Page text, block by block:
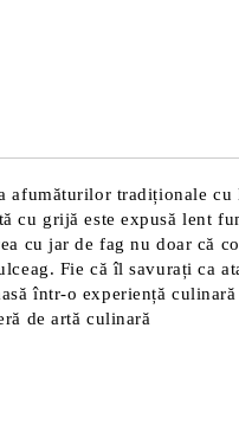
afumăturilor tradiționale
cu grijă este expusă lent
cu jar de fag nu doar că
Fie că îl savurați ca
într-o experiență
de artă culinară